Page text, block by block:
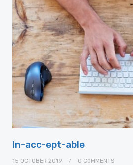
In-acc-ept-able
15 OCTOBER 2019 0 COMMENTS